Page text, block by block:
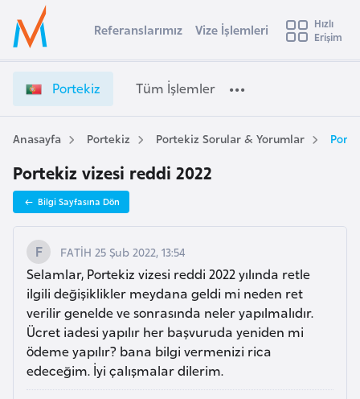
Ülke Seçimi
Başvuru yapmak istediğiniz ülkeyi seçin
Üye
Girişi
o
t
e
k
z
V
i
z
e
İ
ş
l
e
m
l
e
e
Referanslarımız Vize İşlemleri
Hızlı
Erişim
Portekiz Tüm İşlemler
Anasayfa Portekiz Portekiz Sorular & Yorumlar
Portekiz vizesi reddi 2022
Bilgi Sayfasına Dön
FATİH 25 Şub 2022, 13:54
Selamlar, Portekiz vizesi reddi 2022 yılında retle
ilgili değişiklikler meydana geldi mi neden ret
verilir genelde ve sonrasında neler yapılmalıdır.
Ücret iadesi yapılır her başvuruda yeniden mi
ödeme yapılır? bana bilgi vermenizi rica
edeceğim. İyi çalışmalar dilerim.
s
t
r
a
A
u
s
t
u
r
y
a